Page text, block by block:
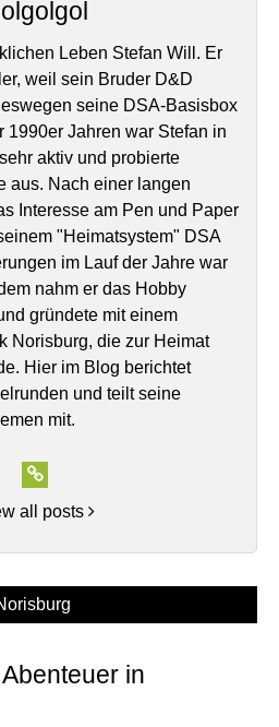
Leben Stefan Will. Er
weil sein Bruder D&D
seine DSA-Basisbox
1990er Jahren war Stefan in
aktiv und probierte
aus. Nach einer langen
Interesse am Pen und Paper
"Heimatsystem" DSA
im Lauf der Jahre war
nahm er das Hobby
gründete mit einem
Norisburg, die zur Heimat
Hier im Blog berichtet
und teilt seine
mit.
all posts
in